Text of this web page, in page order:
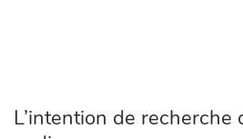
L’intention de recherche